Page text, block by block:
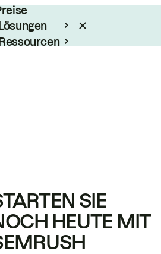
Lösungen
Ressourcen
SIE
HEUTE MIT